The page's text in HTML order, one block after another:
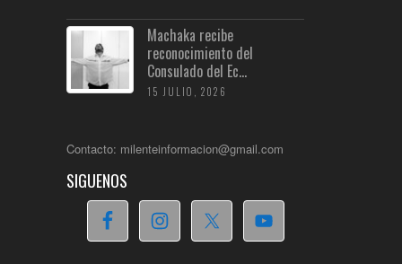
Machaka recibe
reconocimiento del
Consulado del Ec...
15 JULIO, 2026
Contacto: milenteinformacion@gmail.com
SIGUENOS